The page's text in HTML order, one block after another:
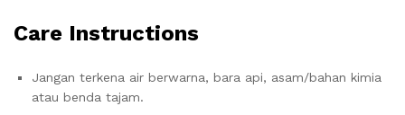
Care Instructions
Jangan terkena air berwarna, bara api, asam/bahan kimia
atau benda tajam.